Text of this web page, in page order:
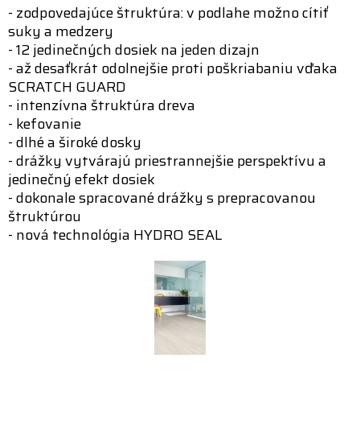
- zodpovedajúce štruktúra: v podlahe možno cítiť
suky a medzery
- 12 jedinečných dosiek na jeden dizajn
- až desaťkrát odolnejšie proti poškriabaniu vďaka
SCRATCH GUARD
- intenzívna štruktúra dreva
- kefovanie
- dlhé a široké dosky
- drážky vytvárajú priestrannejšie perspektívu a
jedinečný efekt dosiek
- dokonale spracované drážky s prepracovanou
štruktúrou
- nová technológia HYDRO SEAL